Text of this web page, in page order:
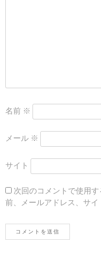
名前 ※
メール ※
サイト
次回のコメントで使用
前、メールアドレス、サイ